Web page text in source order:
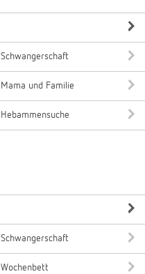
Schwangerschaft
Mama und Familie
Hebammensuche
Schwangerschaft
Wochenbett